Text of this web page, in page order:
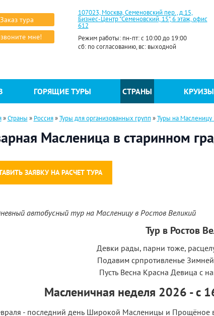
Заказ тура
мне!
107023, Москва, Семеновский пер., д.15,
Бизнес-Центр "Семеновский, 15", 6 этаж, офис
612
Режим работы: пн-пт: с 10:00 до 19:00
сб: по согласованию, вс: выходной
ГОРЯЩИЕ ТУРЫ СТРАНЫ КРУИЗЫ
»Страны » Россия»Туры для организованных групп »Туры на Масленицу
Масленица в старинном
ЗАЯВКУ НА РАСЧЕТ ТУРА
автобусный тур на Масленицу в Ростов Великий
Тур в Ростов
Девки рады, парни тоже,
Подавим српротивленье
Пусть Весна Красна Девица с
Масленичная неделя 2026 - с
- последний день Широкой Масленицы и Прощёное